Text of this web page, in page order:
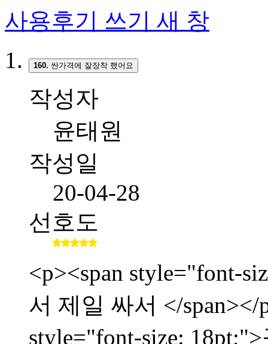
사용후기 쓰기 새 창
160. 싼가격에 잘장착 했어요
작성자
윤태원
작성일
20-04-28
선호도
<p><span style="font-
서 제일 싸서 </span></
style="font-size: